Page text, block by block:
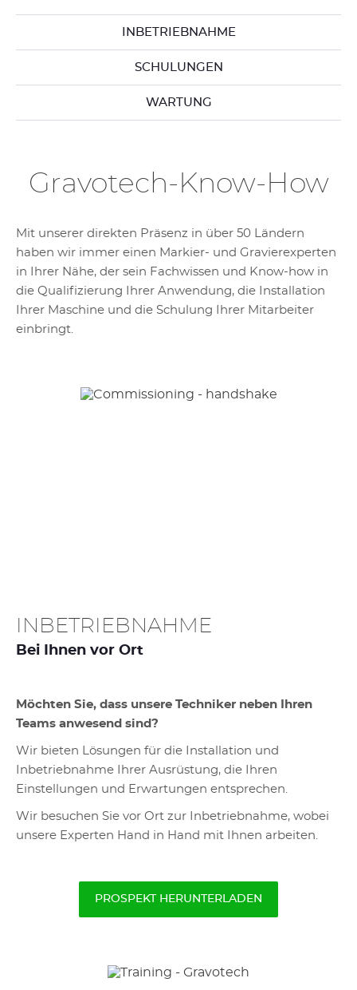
INBETRIEBNAHME
SCHULUNGEN
WARTUNG
Gravotech-Know-How
Mit unserer direkten Präsenz in über 50 Ländern
haben wir immer einen Markier- und Gravierexperten
in Ihrer Nähe, der sein Fachwissen und Know-how in
die Qualifizierung Ihrer Anwendung, die Installation
Ihrer Maschine und die Schulung Ihrer Mitarbeiter
einbringt.
INBETRIEBNAHME
Bei Ihnen vor Ort
Möchten Sie, dass unsere Techniker neben Ihren
Teams anwesend sind?
Wir bieten Lösungen für die Installation und
Inbetriebnahme Ihrer Ausrüstung, die Ihren
Einstellungen und Erwartungen entsprechen.
Wir besuchen Sie vor Ort zur Inbetriebnahme, wobei
unsere Experten Hand in Hand mit Ihnen arbeiten.
PROSPEKT HERUNTERLADEN